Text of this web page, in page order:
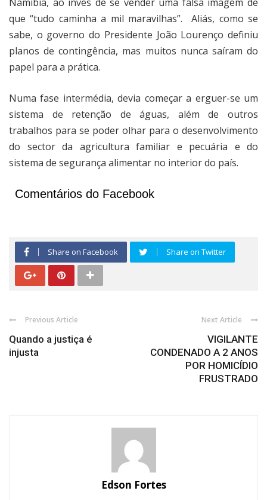
que “tudo caminha a mil maravilhas”.
Aliás, como se
sabe, o governo do Presidente João Lourenço definiu
planos de contingência, mas muitos nunca saíram do
papel para a prática.
Numa fase intermédia, devia começar a erguer-se um
sistema de retenção de águas, além de outros
trabalhos para se poder olhar para o desenvolvimento
do sector da agricultura familiar e pecuária e do
sistema de segurança alimentar no interior do país.
Comentários do Facebook
Share on Facebook Share on Twitter
Previous Article
Quando a justiça é
injusta
Next Article
VIGILANTE
CONDENADO A 2 ANOS
POR HOMICÍDIO
FRUSTRADO
Edson Fortes